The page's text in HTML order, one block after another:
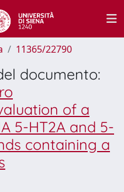
11365/22790
documento:
of a
5-HT2A and 5-
containing a